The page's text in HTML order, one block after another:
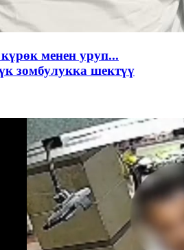
менен уруп...
зомбулукка шектүү